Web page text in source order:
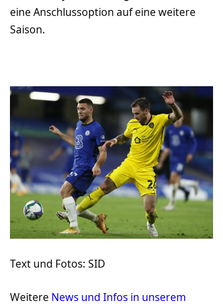
eine Anschlussoption auf eine weitere
Saison.
Text und Fotos: SID
Weitere News und Infos in unserem